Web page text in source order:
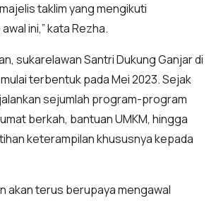
taklim yang mengikuti
ini,” kata Rezha.
sukarelawan Santri Dukung Ganjar di
terbentuk pada Mei 2023. Sejak
sejumlah program-program
berkah, bantuan UMKM, hingga
keterampilan khususnya kepada
akan terus berupaya mengawal